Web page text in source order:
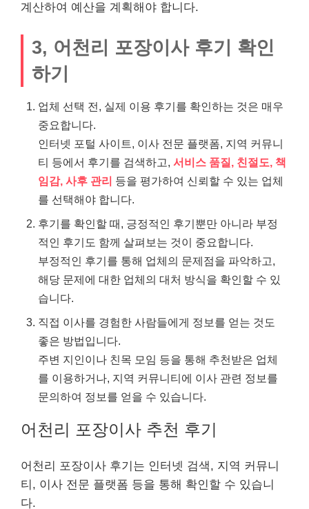
계산하여 예산을 계획해야 합니다.
3, 어천리 포장이사 후기 확인
하기
업체 선택 전, 실제 이용 후기를 확인하는 것은 매우
중요합니다.
인터넷 포털 사이트, 이사 전문 플랫폼, 지역 커뮤니
티 등에서 후기를 검색하고, 서비스 품질, 친절도, 책
임감, 사후 관리 등을 평가하여 신뢰할 수 있는 업체
를 선택해야 합니다.
후기를 확인할 때, 긍정적인 후기뿐만 아니라 부정
적인 후기도 함께 살펴보는 것이 중요합니다.
부정적인 후기를 통해 업체의 문제점을 파악하고,
해당 문제에 대한 업체의 대처 방식을 확인할 수 있
습니다.
직접 이사를 경험한 사람들에게 정보를 얻는 것도
좋은 방법입니다.
주변 지인이나 친목 모임 등을 통해 추천받은 업체
를 이용하거나, 지역 커뮤니티에 이사 관련 정보를
문의하여 정보를 얻을 수 있습니다.
어천리 포장이사 추천 후기
어천리 포장이사 후기는 인터넷 검색, 지역 커뮤니
티, 이사 전문 플랫폼 등을 통해 확인할 수 있습니
다.